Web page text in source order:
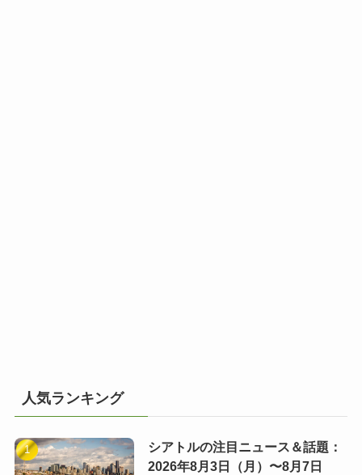
人気ランキング
シアトルの注目ニュース＆話題：
2026年8月3日（月）〜8月7日